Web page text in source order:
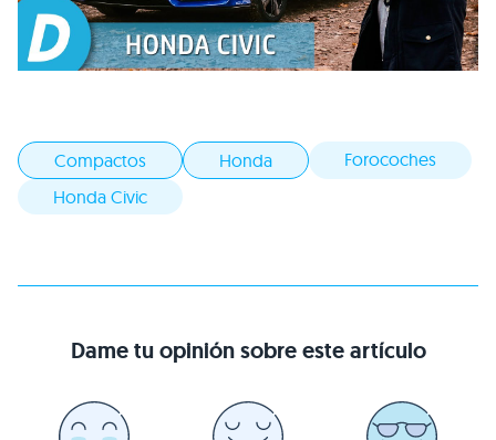
Compactos Honda
Forocoches
Honda Civic
Dame tu opinión sobre este artículo